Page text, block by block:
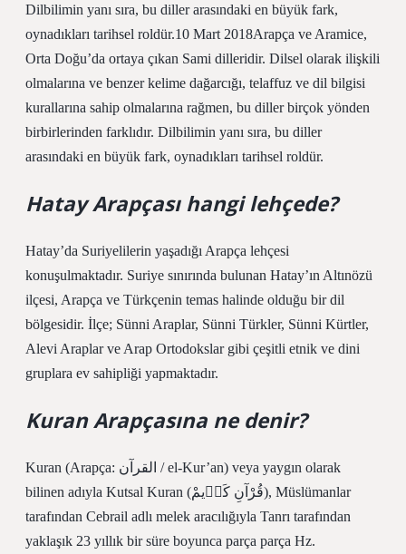
Dilbilimin yanı sıra, bu diller arasındaki en büyük fark,
oynadıkları tarihsel roldür.10 Mart 2018Arapça ve Aramice,
Orta Doğu’da ortaya çıkan Sami dilleridir. Dilsel olarak ilişkili
olmalarına ve benzer kelime dağarcığı, telaffuz ve dil bilgisi
kurallarına sahip olmalarına rağmen, bu diller birçok yönden
birbirlerinden farklıdır. Dilbilimin yanı sıra, bu diller
arasındaki en büyük fark, oynadıkları tarihsel roldür.
Hatay Arapçası hangi lehçede?
Hatay’da Suriyelilerin yaşadığı Arapça lehçesi
konuşulmaktadır. Suriye sınırında bulunan Hatay’ın Altınözü
ilçesi, Arapça ve Türkçenin temas halinde olduğu bir dil
bölgesidir. İlçe; Sünni Araplar, Sünni Türkler, Sünni Kürtler,
Alevi Araplar ve Arap Ortodokslar gibi çeşitli etnik ve dini
gruplara ev sahipliği yapmaktadır.
Kuran Arapçasına ne denir?
Kuran (Arapça: القرآن / el-Kur’an) veya yaygın olarak
bilinen adıyla Kutsal Kuran (قُرْآنِ کَرٖیمْ), Müslümanlar
tarafından Cebrail adlı melek aracılığıyla Tanrı tarafından
yaklaşık 23 yıllık bir süre boyunca parça parça Hz.